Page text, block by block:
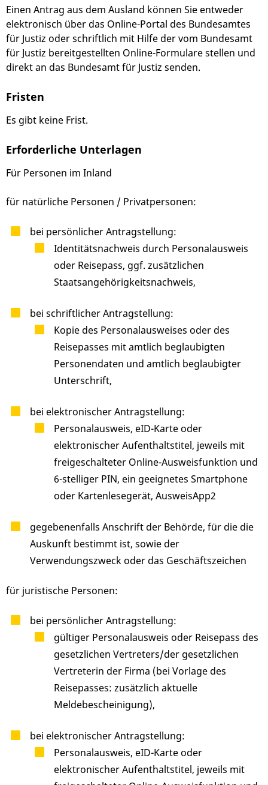
Einen Antrag aus dem Ausland können Sie entweder
elektronisch über das Online-Portal des Bundesamtes
für Justiz oder schriftlich mit Hilfe der vom Bundesamt
für Justiz bereitgestellten Online-Formulare stellen und
direkt an das Bundesamt für Justiz senden.
Fristen
Es gibt keine Frist.
Erforderliche Unterlagen
Für Personen im Inland
für natürliche Personen / Privatpersonen:
bei persönlicher Antragstellung:
Identitätsnachweis durch Personalausweis
oder Reisepass, ggf. zusätzlichen
Staatsangehörigkeitsnachweis,
bei schriftlicher Antragstellung:
Kopie des Personalausweises oder des
Reisepasses mit amtlich beglaubigten
Personendaten und amtlich beglaubigter
Unterschrift,
bei elektronischer Antragstellung:
Personalausweis, eID-Karte oder
elektronischer Aufenthaltstitel, jeweils mit
freigeschalteter Online-Ausweisfunktion und
6-stelliger PIN, ein geeignetes Smartphone
oder Kartenlesegerät, AusweisApp2
gegebenenfalls Anschrift der Behörde, für die die
Auskunft bestimmt ist, sowie der
Verwendungszweck oder das Geschäftszeichen
für juristische Personen:
bei persönlicher Antragstellung:
gültiger Personalausweis oder Reisepass des
gesetzlichen Vertreters/der gesetzlichen
Vertreterin der Firma (bei Vorlage des
Reisepasses: zusätzlich aktuelle
Meldebescheinigung),
bei elektronischer Antragstellung:
Personalausweis, eID-Karte oder
elektronischer Aufenthaltstitel, jeweils mit